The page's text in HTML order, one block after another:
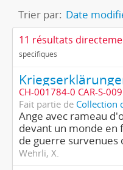
Trier par: Date
11 résultats
spécifiques
CH-001784-0 CAR-S-009
Fait partie de Collection
Ange avec rameau
devant un monde en
de guerre survenues
Wehrli, X.